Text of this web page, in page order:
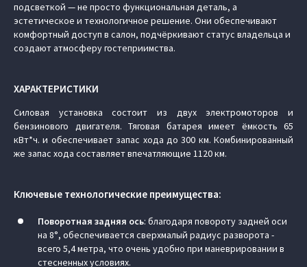
подсветкой — не просто функциональная деталь, а
эстетическое и технологичное решение. Они обеспечивают
комфортный доступ в салон, подчёркивают статус владельца и
создают атмосферу гостеприимства.
ХАРАКТЕРИСТИКИ
Силовая установка состоит из двух электромоторов и
бензинового двигателя. Тяговая батарея имеет ёмкость 65
кВт*ч. и обеспечивает запас хода до 300 км. Комбинированный
же запас хода составляет впечатляющие 1120 км.
Ключевые технологические преимущества:
Поворотная задняя ось: благодаря повороту задней оси
на 8°, обеспечивается сверхмалый радиус разворота -
всего 5,4 метра, что очень удобно при маневрировании в
стесненных условиях.